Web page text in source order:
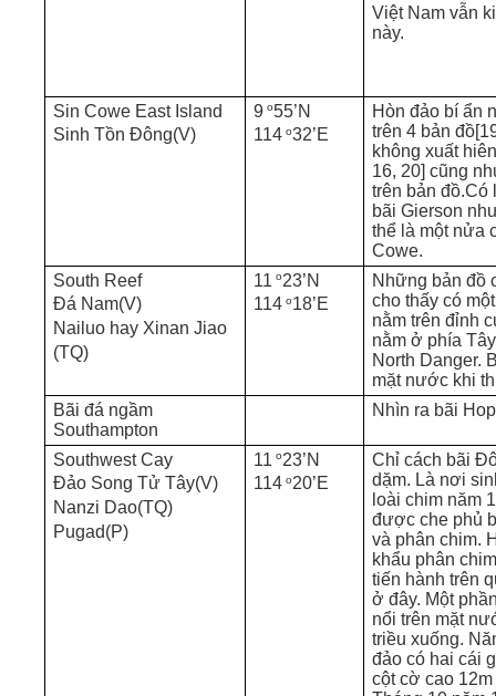
Việt Nam vẫn
này.
Sin Cowe East Island
Sinh Tồn Đông(V)
9 o55’N
114 o32’E
Hòn đảo bí ẩn
trên 4 bản
không xuất
16, 20] cũng
trên bản đồ.Có
bãi Gierson
thể là một nửa
Cowe.
South Reef
Đá Nam(V)
Nailuo hay Xinan Jiao
(TQ)
11 o23’N
114 o18’E
Những bản đồ
cho thấy có
nằm trên đỉnh
nằm ở phía
North Danger.
mặt nước khi
Bãi đá ngầm
Southampton
Nhìn ra bãi
Southwest Cay
Đảo Song Tử Tây(V)
Nanzi Dao(TQ)
Pugad(P)
11 o23’N
114 o20’E
Chỉ cách bãi
dặm. Là nơi
loài chim năm
được che phủ
và phân chim.
khẩu phân
tiến hành trên
ở đây. Một
nổi trên mặt
triều xuống.
đảo có hai cái
cột cờ cao 12m